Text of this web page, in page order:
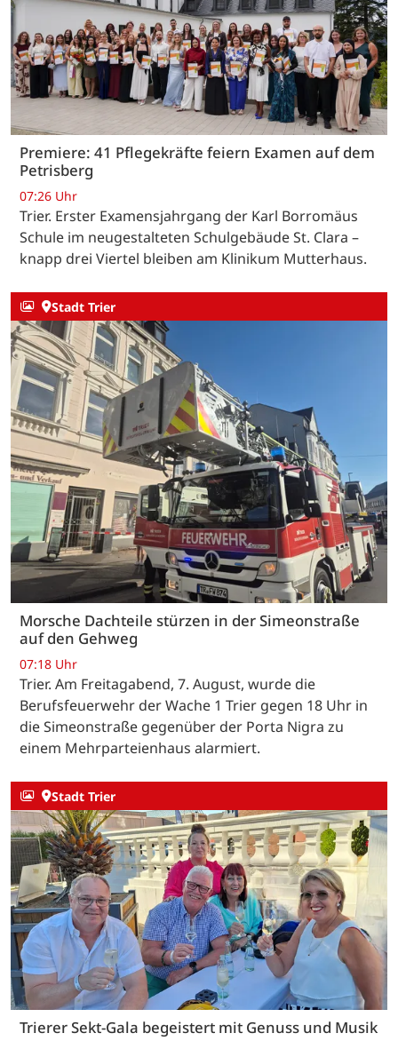
Premiere: 41 Pflegekräfte feiern Examen auf dem
Petrisberg
07:26 Uhr
Trier. Erster Examensjahrgang der Karl Borromäus
Schule im neugestalteten Schulgebäude St. Clara –
knapp drei Viertel bleiben am Klinikum Mutterhaus.
Stadt Trier
Morsche Dachteile stürzen in der Simeonstraße
auf den Gehweg
07:18 Uhr
Trier. Am Freitagabend, 7. August, wurde die
Berufsfeuerwehr der Wache 1 Trier gegen 18 Uhr in
die Simeonstraße gegenüber der Porta Nigra zu
einem Mehrparteienhaus alarmiert.
Stadt Trier
Trierer Sekt-Gala begeistert mit Genuss und Musik